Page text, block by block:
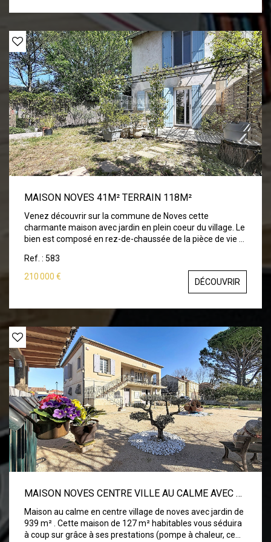
terrasses avec points de vue différents. Bien RARE, à
MAISON NOVES 41M² TERRAIN 118M²
Venez découvrir sur la commune de Noves cette
charmante maison avec jardin en plein coeur du village. Le
bien est composé en rez-de-chaussée de la pièce de vie et
sans tarder!!
Ref. : 583
210 000 €
DÉCOUVRIR
MAISON NOVES CENTRE VILLE AU CALME AVEC GRAND JARDIN
Maison au calme en centre village de noves avec jardin de
939 m² . Cette maison de 127 m² habitables vous séduira
à coup sur grâce à ses prestations (pompe à chaleur, ce